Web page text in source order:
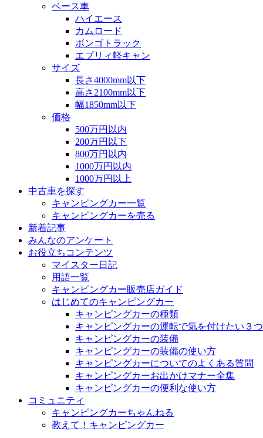
ベース車
ハイエース
カムロード
ボンゴトラック
エブリィ軽キャン
サイズ
長さ4000mm以下
高さ2100mm以下
幅1850mm以下
価格
500万円以内
200万円以下
800万円以内
1000万円以内
1000万円以上
中古車を探す
キャンピングカー一覧
キャンピングカーを売る
新着記事
みんなのアンケート
お役立ちコンテンツ
マイスター日記
用語一覧
キャンピングカー販売店ガイド
はじめてのキャンピングカー
キャンピングカーの種類
キャンピングカーの運転で気を付けたい３
キャンピングカーの装備
キャンピングカーの装備の使い方
キャンピングカーについてのよくある質問
キャンピングカーお出かけマナー全集
キャンピングカーの便利な使い方
コミュニティ
キャンピングカーちゃんねる
教えて！キャンピングカー